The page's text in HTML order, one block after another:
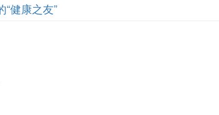
“健康之友”